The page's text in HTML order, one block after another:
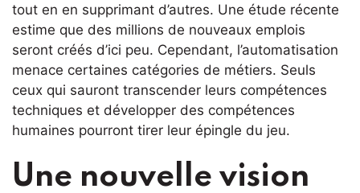
tout en en supprimant d’autres. Une étude récente
estime que des millions de nouveaux emplois
seront créés d’ici peu. Cependant, l’automatisation
menace certaines catégories de métiers. Seuls
ceux qui sauront transcender leurs compétences
techniques et développer des compétences
humaines pourront tirer leur épingle du jeu.
Une nouvelle vision